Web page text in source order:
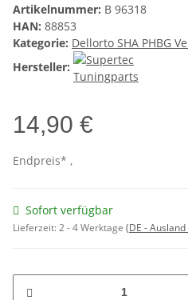
Artikelnummer: B 96318
HAN: 88853
Kategorie: Dellorto SHA PHBG
Hersteller:
14,90 €
Endpreis* ,
Sofort verfügbar
Lieferzeit:2 - 4 Werktage (DE -